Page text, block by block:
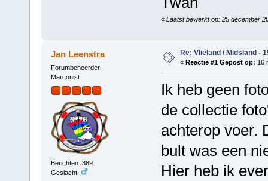
« Laatst bewerkt op: 25 december
Jan Leenstra
Forumbeheerder
Marconist
Berichten: 389
Geslacht:
Re: Vlieland / Midsland -
« Reactie #1 Gepost op: 16
Ik heb geen
de collectie
achterop voer.
bult was een
Hier heb ik